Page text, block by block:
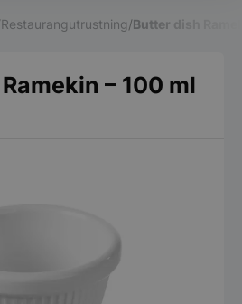
Restaurangutrustning/Butter dish
– 100 ml